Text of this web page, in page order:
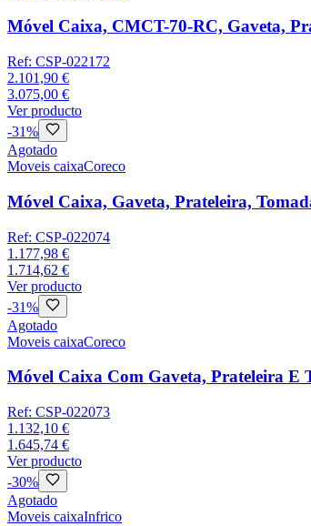
Móvel Caixa, CMCT-70-RC, Gaveta,
Ref: CSP-022172
2.101,90 €
3.075,00 €
Ver producto
-31%
Agotado
Moveis caixaCoreco
Móvel Caixa, Gaveta, Prateleira,
Ref: CSP-022074
1.177,98 €
1.714,62 €
Ver producto
-31%
Agotado
Moveis caixaCoreco
Móvel Caixa Com Gaveta, Prateleira E
Ref: CSP-022073
1.132,10 €
1.645,74 €
Ver producto
-30%
Agotado
Moveis caixaInfrico